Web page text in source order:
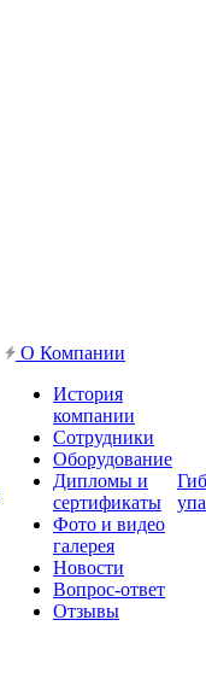
О Компании
История
компании
Сотрудники
Оборудование
Дипломы и
сертификаты
Фото и видео
галерея
Новости
Вопрос-ответ
Отзывы